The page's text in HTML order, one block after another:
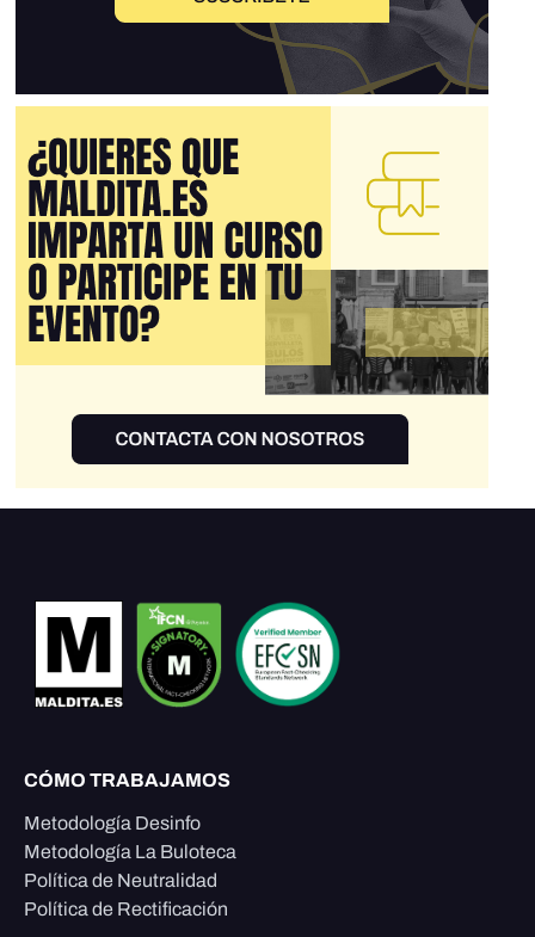
CÓMO TRABAJAMOS
Metodología Desinfo
Metodología La Buloteca
Política de Neutralidad
Política de Rectificación